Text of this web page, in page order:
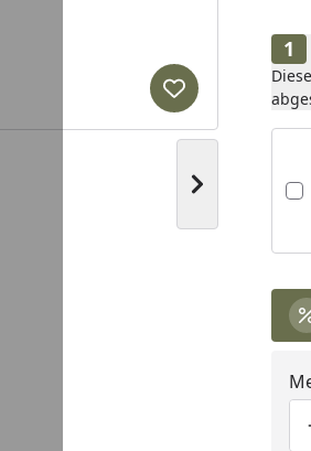
Nächstes Bild
Produkt zur